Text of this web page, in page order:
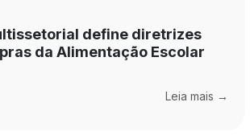
define diretrizes
da Alimentação Escolar
Leia mais →